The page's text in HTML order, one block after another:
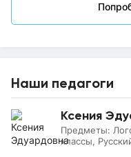
Наши педагоги
Ксения
Предметы:
классы,